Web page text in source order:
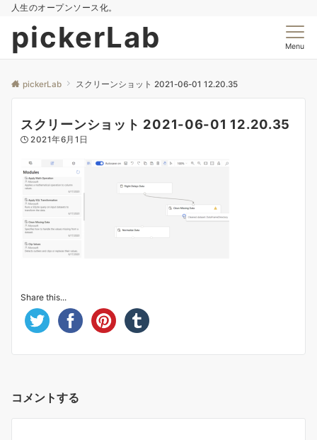
人生のオープンソース化。
pickerLab Menu
pickerLab スクリーンショット 2021-06-01 12.20.35
スクリーンショット 2021-06-01 12.20.35
2021年6月1日
Share this...
コメントする